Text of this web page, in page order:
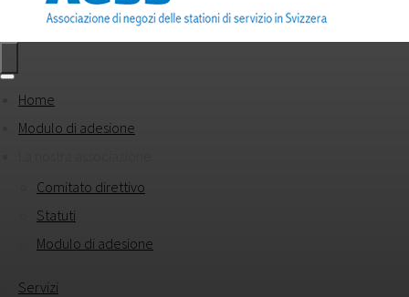
Home
Modulo di adesione
Comitato direttivo
Statuti
Modulo di adesione
Servizi